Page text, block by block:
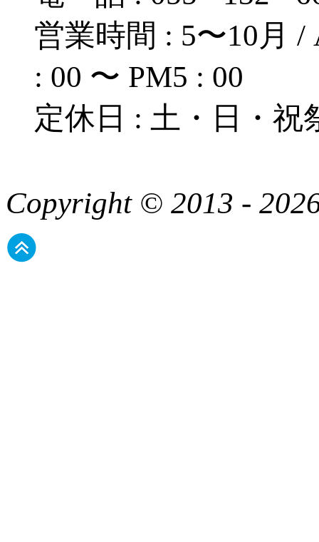
営業時間 : 5〜10月
: 00 〜 PM5 : 00
定休日 : 土・日・祝
Copyright © 2013 -